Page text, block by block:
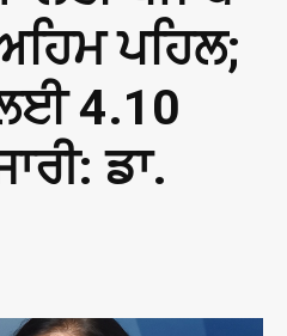
ਪਹਿਲ;
4.10
ਡਾ.